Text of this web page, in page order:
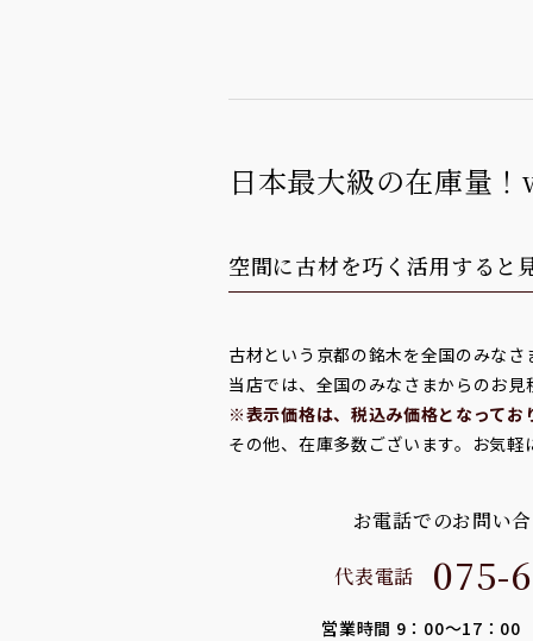
日本最大級の在庫量
空間に古材を巧く活用すると
古材という京都の銘木を全国のみな
当店では、全国のみなさまからのお
※表示価格は、税込み価格となってお
その他、在庫多数ございます。お気軽
お電話でのお問い
代表電話 075-
営業時間 9：00～17：